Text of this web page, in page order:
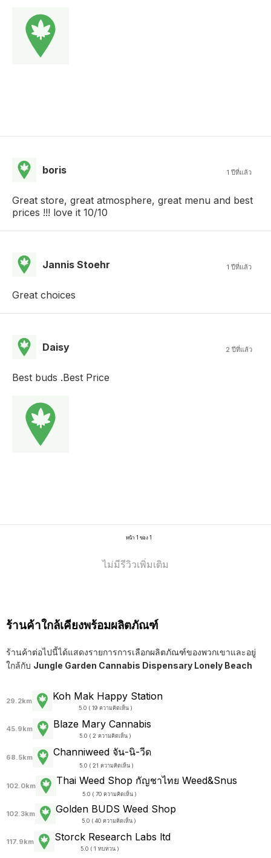
boris 1 ปีที่แล้ว
Great store, great atmosphere, great menu and best
prices !!! love it 10/10
Jannis Stoehr 1 ปีที่แล้ว
Great choices
Daisy 2 ปีที่แล้ว
Best buds .Best Price
หน้า 1 ของ 1
ไม่มีรีวิวเพิ่มเติม
ร้านค้าใกล้เคียงพร้อมผลิตภัณฑ์
ร้านค้าต่อไปนี้ได้แสดงรายการการเลือกผลิตภัณฑ์ของพวกเขาและอยู่
ใกล้กับ Jungle Garden Cannabis Dispensary Lonely Beach
29.2km Koh Mak Happy Station
5.0 ( 19 ความคิดเห็น )
45.9km Blaze Mary Cannabis
5.0 ( 2 ความคิดเห็น )
68.5km Channiweed จัน-นิ-วีด
5.0 ( 21 ความคิดเห็น )
102.0km Thai Weed Shop กัญชาไทย Weed&Snus
5.0 ( 70 ความคิดเห็น )
102.3km Golden BUDS Weed Shop
5.0 ( 40 ความคิดเห็น )
117.9km Storck Research Labs ltd
5.0 ( 1 ทบทวน )